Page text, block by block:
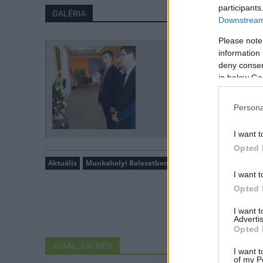
Please
information
deny
in below
I want
Opted
I want
Opted
I want
Opted
I want
of my
GALÉRIA
Aktuális Munkahelyi Balesetben Megsérültek és Elhunytak
AJÁNLJUK MÉG